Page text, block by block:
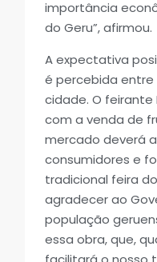
importância
do Geru”, afirmou.
A expectativa
é percebida
cidade. O feirante
com a venda de
mercado deverá
consumidores e
tradicional feira
agradecer ao
população
essa obra, que,